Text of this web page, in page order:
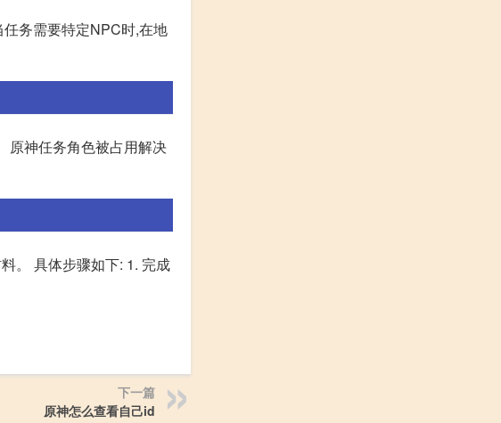
务需要特定NPC时,在地
原神任务角色被占用解决
。 具体步骤如下: 1. 完成
下一篇
原神怎么查看自己id